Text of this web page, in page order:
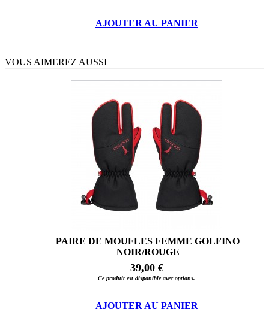
AJOUTER AU PANIER
VOUS AIMEREZ AUSSI
PAIRE DE MOUFLES FEMME GOLFINO
NOIR/ROUGE
39,00 €
Ce produit est disponible avec options.
AJOUTER AU PANIER